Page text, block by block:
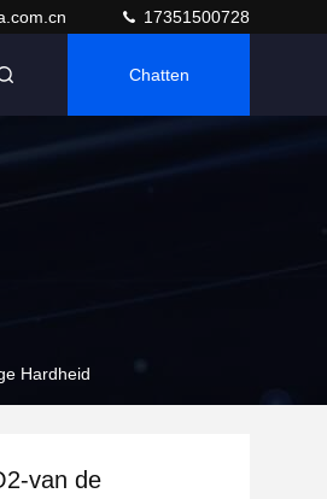
17351500728
Chatten
Hardheid
van de